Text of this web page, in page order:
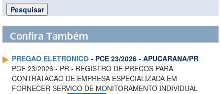
Confira Também
PREGAO ELETRONICO - PCE 23/2026 - APUCARANA/PR
PCE 23/2026 - PR - REGISTRO DE PRECOS PARA
CONTRATACAO DE EMPRESA ESPECIALIZADA EM
FORNECER SERVICO DE MONITORAMENTO INDIVIDUAL